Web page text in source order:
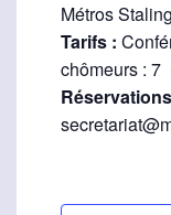
Métros
Tarifs :
chômeurs : 7